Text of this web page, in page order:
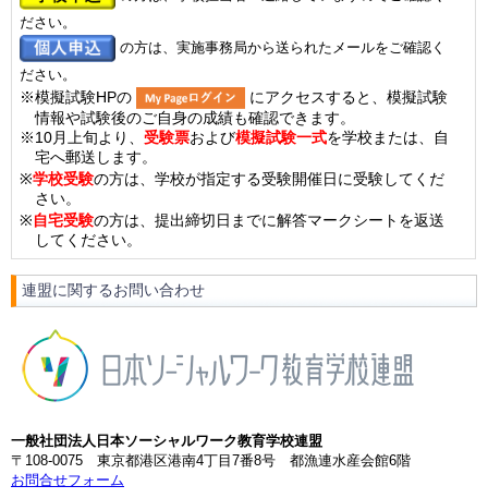
ださい。
の方は、実施事務局から送られたメールをご確認く
ださい。
※模擬試験HPの
にアクセスすると、模擬試験
情報や試験後のご自身の成績も確認できます。
※10月上旬より、 受験票および模擬試験一式を学校または、自
宅へ郵送します。
※学校受験の方は、学校が指定する受験開催日に受験してくだ
さい。
※自宅受験の方は、提出締切日までに解答マークシートを返送
してください。
連盟に関するお問い合わせ
一般社団法人日本ソーシャルワーク教育学校連盟
〒108-0075 東京都港区港南4丁目7番8号 都漁連水産会館6階
お問合せフォーム